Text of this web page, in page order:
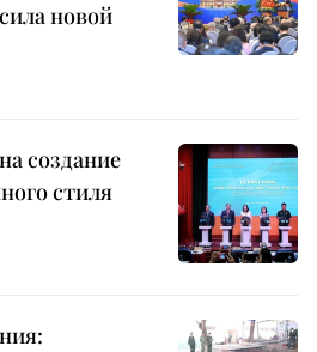
новой
создание
стиля